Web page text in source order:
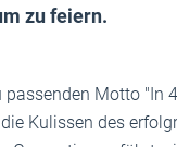
zu feiern.
passenden Motto "In
Kulissen des